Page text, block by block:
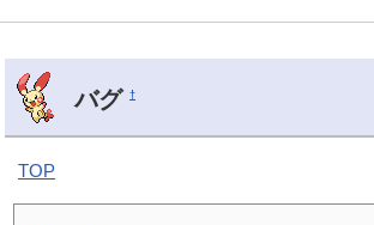
バグ†
TOP